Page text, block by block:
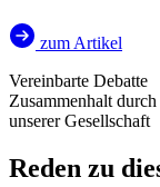
zum Artikel
Vereinbarte Debatte
Zusammenhalt
unserer Gesellschaft
Reden zu